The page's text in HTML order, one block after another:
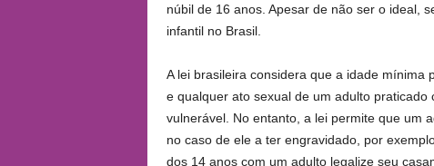
núbil de 16 anos. Apesar de não ser o ideal,
infantil no Brasil.
A lei brasileira considera que a idade mínima
e qualquer ato sexual de um adulto
vulnerável. No entanto, a lei permite que um
no caso de ele a ter engravidado, por
dos 14 anos com um adulto legalize seu